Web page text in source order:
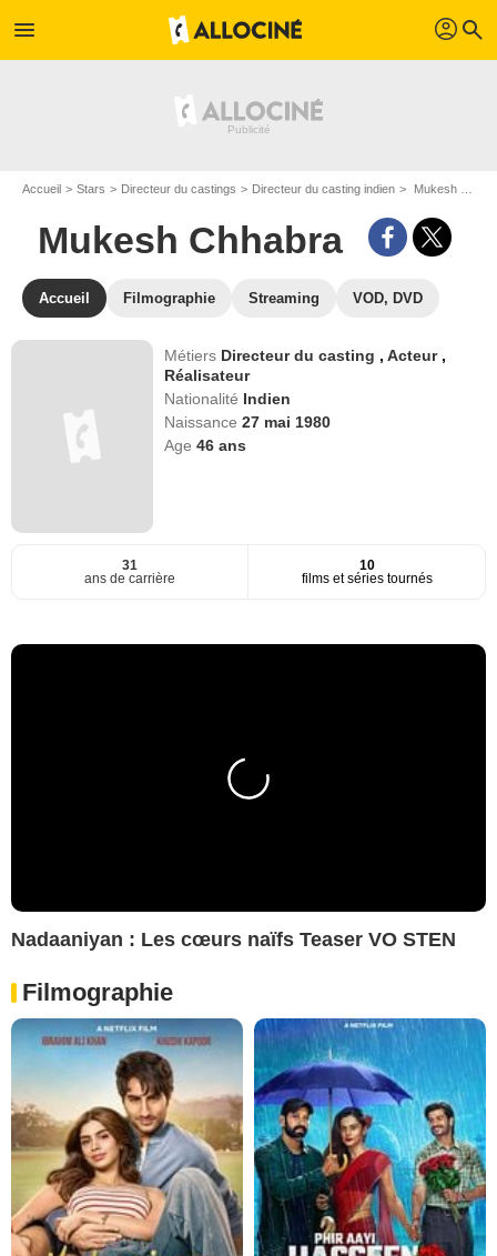
menu profil search
Accueil Stars Directeur du castings Directeur du casting indien Mukesh Chhabra
Mukesh Chhabra
Accueil Filmographie Streaming VOD, DVD
Métiers Directeur du casting ,Acteur ,
Réalisateur
Nationalité Indien
Naissance27 mai 1980
Age46 ans
31
ans de carrière
10
films et séries tournés
Nadaaniyan : Les cœurs naïfs Teaser VO STEN
Filmographie